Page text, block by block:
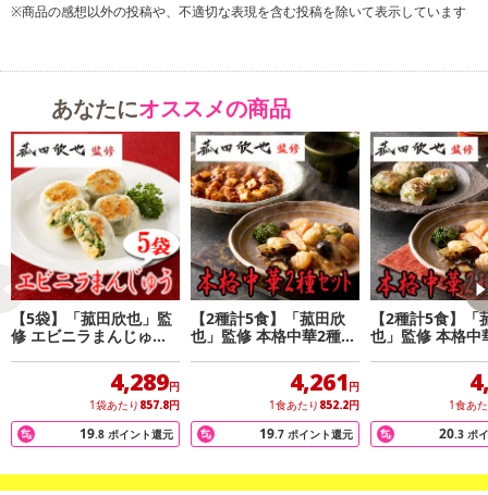
シェフである菰田欣也さん監修のこだわり本格中華をお届けいたし
※商品の感想以外の投稿や、不適切な表現を含む投稿を除いて表示しています
あなたにオススメの商品
【5袋】「菰田欣也」監
修 エビニラまんじゅう5
4,289円
1袋あたり 857.8円
19.8 ポイント還元
【2種計5食】「菰田欣
也」監修 本格中華2種セ
4,261 円
1食あたり 852.2円
19.7 ポイント還元
【2種計5食】「
也」監修 本格中
1食あ
20.3 ポ